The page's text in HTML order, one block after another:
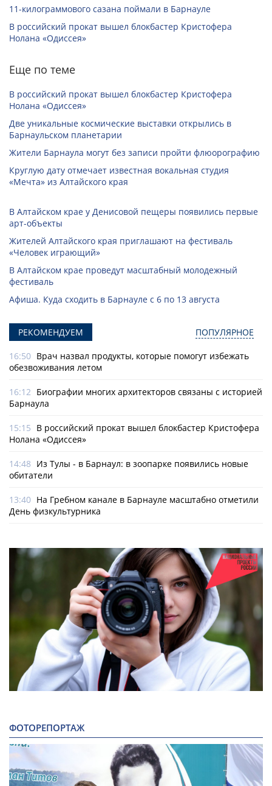
11-килограммового сазана поймали в Барнауле
В российский прокат вышел блокбастер Кристофера
Нолана «Одиссея»
Еще по теме
В российский прокат вышел блокбастер Кристофера
Нолана «Одиссея»
Две уникальные космические выставки открылись в
Барнаульском планетарии
Жители Барнаула могут без записи пройти флюорографию
Круглую дату отмечает известная вокальная студия
«Мечта» из Алтайского края
В Алтайском крае у Денисовой пещеры появились первые
арт-объекты
Жителей Алтайского края приглашают на фестиваль
«Человек играющий»
В Алтайском крае проведут масштабный молодежный
фестиваль
Афиша. Куда сходить в Барнауле с 6 по 13 августа
РЕКОМЕНДУЕМ ПОПУЛЯРНОЕ
16:50 Врач назвал продукты, которые помогут избежать
обезвоживания летом
16:12 Биографии многих архитекторов связаны с историей
Барнаула
15:15 В российский прокат вышел блокбастер Кристофера
Нолана «Одиссея»
14:48 Из Тулы - в Барнаул: в зоопарке появились новые
обитатели
13:40 На Гребном канале в Барнауле масштабно отметили
День физкультурника
ФОТОРЕПОРТАЖ